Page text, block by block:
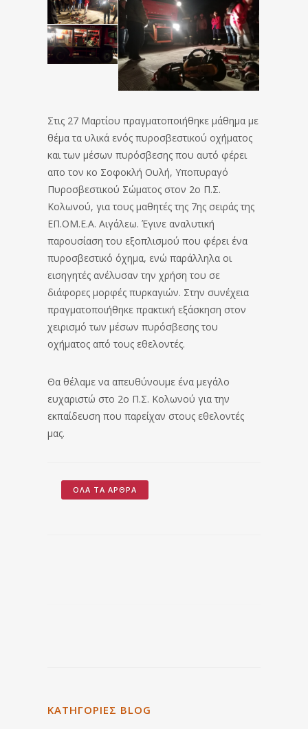
Στις 27 Μαρτίου πραγματοποιήθηκε μάθημα με
θέμα τα υλικά ενός πυροσβεστικού οχήματος
και των μέσων πυρόσβεσης που αυτό φέρει
απο τον κο Σοφοκλή Ουλή, Υποπυραγό
Πυροσβεστικού Σώματος στον 2ο Π.Σ.
Κολωνού, για τους μαθητές της 7ης σειράς της
ΕΠ.ΟΜ.Ε.Α. Αιγάλεω. Έγινε αναλυτική
παρουσίαση του εξοπλισμού που φέρει ένα
πυροσβεστικό όχημα, ενώ παράλληλα οι
εισηγητές ανέλυσαν την χρήση του σε
διάφορες μορφές πυρκαγιών. Στην συνέχεια
πραγματοποιήθηκε πρακτική εξάσκηση στον
χειρισμό των μέσων πυρόσβεσης του
οχήματος από τους εθελοντές.
Θα θέλαμε να απευθύνουμε ένα μεγάλο
ευχαριστώ στο 2ο Π.Σ. Κολωνού για την
εκπαίδευση που παρείχαν στους εθελοντές
μας.
ΌΛΑ ΤΑ ΆΡΘΡΑ
ΚΑΤΗΓΟΡΙΕΣ BLOG